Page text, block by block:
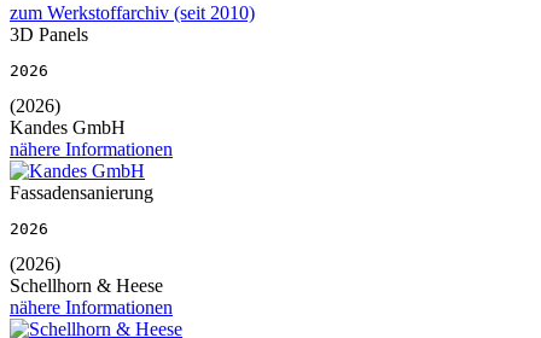
zum Werkstoffarchiv (seit 2010)
3D Panels
2026
(2026)
Kandes GmbH
nähere Informationen
Fassadensanierung
2026
(2026)
Schellhorn & Heese
nähere Informationen